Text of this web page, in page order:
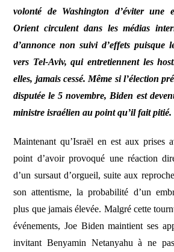
volonté de Washington d’éviter une
Orient circulent dans les médias
d’annonce non suivi d’effets puisque
vers Tel-Aviv, qui entretiennent les
elles, jamais cessé. Même si l’élection
disputée le 5 novembre, Biden est
ministre israélien au point qu’il fait pitié.
Maintenant qu’Israël en est aux prises
point d’avoir provoqué une réaction
d’un sursaut d’orgueil, suite aux
son attentisme, la probabilité d’un
plus que jamais élevée. Malgré cette
événements, Joe Biden maintient ses
invitant Benyamin Netanyahu à ne